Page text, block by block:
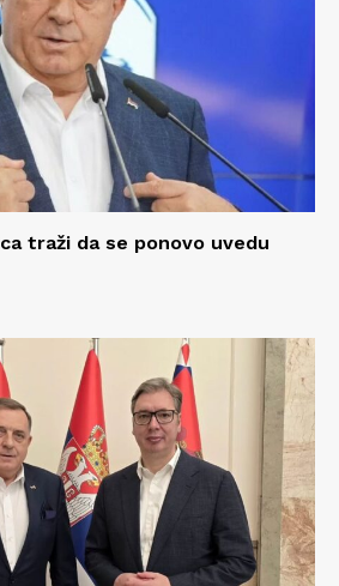
traži da se ponovo uvedu